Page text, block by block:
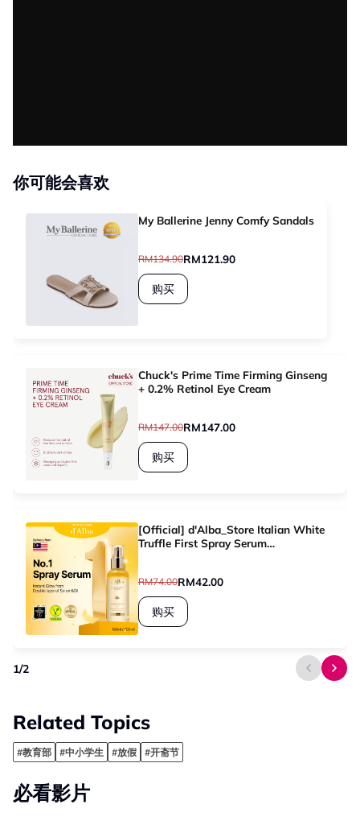
你可能会喜欢
My Ballerine Jenny Comfy Sandals
RM134.90RM121.90
购买
Chuck's Prime Time Firming Ginseng
+ 0.2% Retinol Eye Cream
RM147.00RM147.00
购买
[Official] d'Alba_Store Italian White
Truffle First Spray Serum
RM74.00RM42.00
购买
1/2
Related Topics
#教育部 #中小学生 #放假 #开斋节
必看影片